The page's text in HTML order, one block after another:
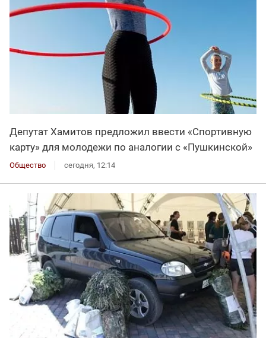
Депутат Хамитов предложил ввести «Спортивную
карту» для молодежи по аналогии с «Пушкинской»
Общество сегодня, 12:14